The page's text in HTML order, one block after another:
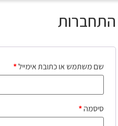
התחברות
שם משתמש או כתובת אימייל*
סיסמה*